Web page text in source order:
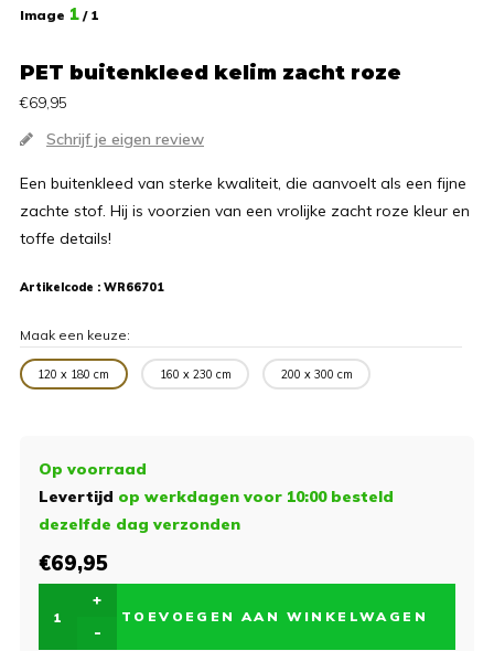
Image 1 / 1
PET buitenkleed kelim zacht roze
€69,95
Schrijf je eigen review
Een buitenkleed van sterke kwaliteit, die aanvoelt als een fijne
zachte stof. Hij is voorzien van een vrolijke zacht roze kleur en
toffe details!
Artikelcode : WR66701
Maak een keuze:
120 x 180 cm 160 x 230 cm 200 x 300 cm
Op voorraad
Levertijd op werkdagen voor 10:00 besteld
dezelfde dag verzonden
€69,95
+
-
TOEVOEGEN AAN WINKELWAGEN